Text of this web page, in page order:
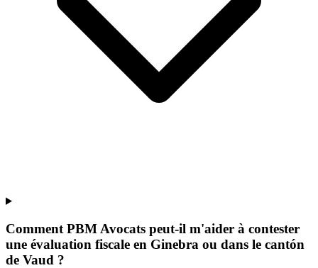
Comment PBM Avocats peut-il m'aider à contester
une évaluation fiscale en Ginebra ou dans le cantón
de Vaud ?